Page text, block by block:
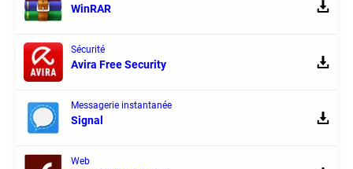
WinRAR
Sécurité
Avira Free Security
Messagerie instantanée
Signal
Web